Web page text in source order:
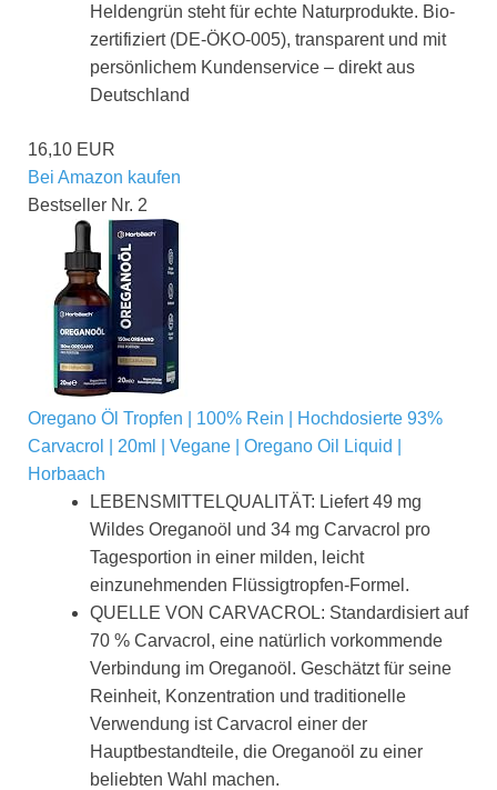
Heldengrün steht für echte Naturprodukte. Bio-
zertifiziert (DE-ÖKO-005), transparent und mit
persönlichem Kundenservice – direkt aus
Deutschland
16,10 EUR
Bei Amazon kaufen
Bestseller Nr. 2
Oregano Öl Tropfen | 100% Rein | Hochdosierte 93%
Carvacrol | 20ml | Vegane | Oregano Oil Liquid |
Horbaach
LEBENSMITTELQUALITÄT: Liefert 49 mg
Wildes Oreganoöl und 34 mg Carvacrol pro
Tagesportion in einer milden, leicht
einzunehmenden Flüssigtropfen-Formel.
QUELLE VON CARVACROL: Standardisiert auf
70 % Carvacrol, eine natürlich vorkommende
Verbindung im Oreganoöl. Geschätzt für seine
Reinheit, Konzentration und traditionelle
Verwendung ist Carvacrol einer der
Hauptbestandteile, die Oreganoöl zu einer
beliebten Wahl machen.